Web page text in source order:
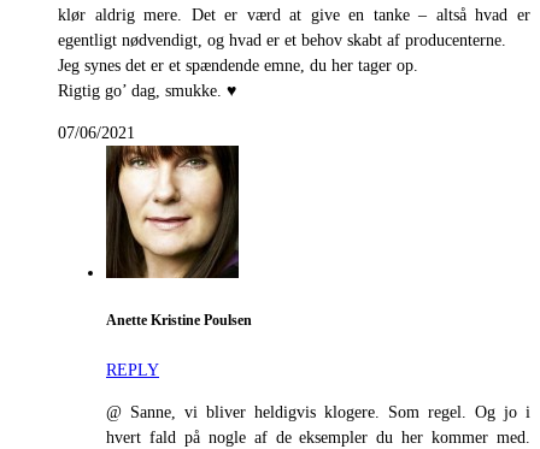
klør aldrig mere. Det er værd at give en tanke – altså hvad er
egentligt nødvendigt, og hvad er et behov skabt af producenterne.
Jeg synes det er et spændende emne, du her tager op.
Rigtig go’ dag, smukke. ♥
07/06/2021
Anette Kristine Poulsen
REPLY
@ Sanne, vi bliver heldigvis klogere. Som regel. Og jo i
hvert fald på nogle af de eksempler du her kommer med.